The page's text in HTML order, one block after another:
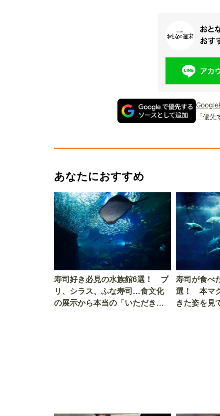
Google
「優
あなたにおすすめ
寿司好き必見の水族館6選！ ブ
リ、シラス、ふな寿司…食文化
の展示から本当の「いただきま
寿司が食べ
選！ 本マ
きた姿を見